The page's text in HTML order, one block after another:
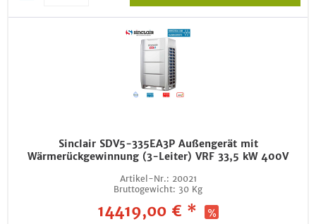
Sinclair SDV5-335EA3P Außengerät mit
Wärmerückgewinnung (3-Leiter) VRF 33,5 kW 400V
Artikel-Nr.: 20021
Bruttogewicht: 30 Kg
14419,00 € *